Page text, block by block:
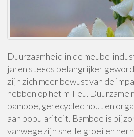
Duurzaamheid in de
jaren steeds belangrijker
zijn zich meer bewust van de
hebben op het milieu. Duurzame
bamboe, gerecycled hout en
aan populariteit. Bamboe is
vanwege zijn snelle groei en